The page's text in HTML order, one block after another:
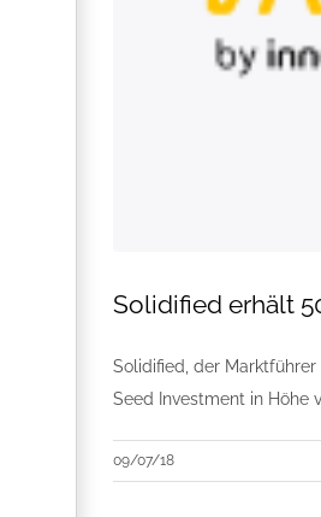
Solidified erhält
Solidified, der
Seed Investment in Höhe
09/07/18